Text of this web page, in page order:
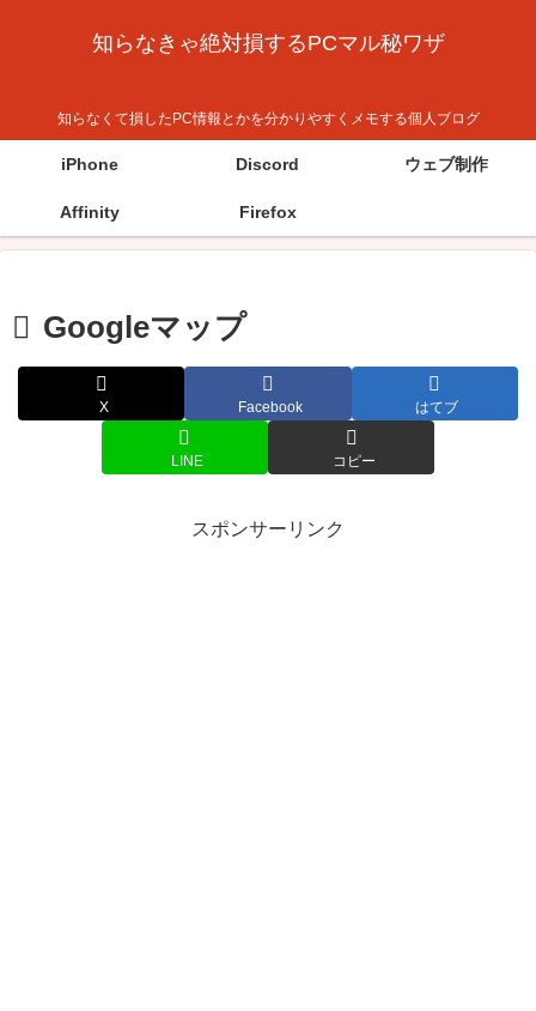
知らなきゃ絶対損するPCマル秘ワザ
知らなくて損したPC情報とかを分かりやすくメモする個人ブログ
iPhone Discord ウェブ制作
Affinity Firefox
Googleマップ
X Facebook はてブ
LINE コピー
スポンサーリンク